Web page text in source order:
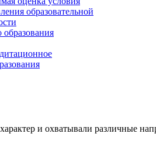
образовательной
и охватывали различные